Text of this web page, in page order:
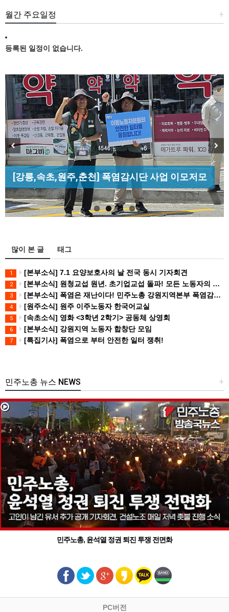
+
월간 주요일정
등록된 일정이 없습니다.
[조합원☆인터뷰] 서비스연맹 전국학교비정규직노
동조합 강원지부 김유미 춘천지회장
[강릉,속초,원주,춘천] 폭염감시단 사업 이모저모
[성명] 막을 수 있었던 죽음, HL만도가 책임져라 :
청년노동자 사망사고의 철저한 진상규…
[산별소식] 건설산업연맹 플랜트건설노조 강원충
북지부
Previous Next
많이 본 글 태그
1 [본부소식] 7.1 요양보호사의 날 전국 동시 기자회견
2 [본부소식] 원청교섭 원년. 초기업교섭 돌파! 모든 노동자의 노동기본권 쟁취! 민주노총 7.15 총파업대회
3 [본부소식] 폭염은 재난이다! 민주노총 강원지역본부 폭염감시단 선포 기자회견
4 [원주소식] 원주 이주노동자 한국어교실
5 [속초소식] 영화 <3학년 2학기> 공동체 상영회
6 [본부소식] 강원지역 노동자 합창단 모임
7 [특집기사] 폭염으로 부터 안전한 일터 쟁취!
+
민주노총 뉴스 NEWS
민주노총, 윤석열 정권 퇴진 투쟁 전면화
PC버전